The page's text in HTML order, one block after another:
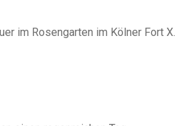
im Rosengarten im Kölner Fort X.